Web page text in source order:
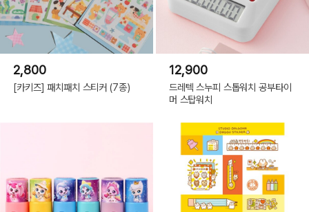
2,800
[카키즈] 패치패치 스티커 (7종)
12,900
드레텍 스누피 스톱워치 공부타이
머 스탑워치